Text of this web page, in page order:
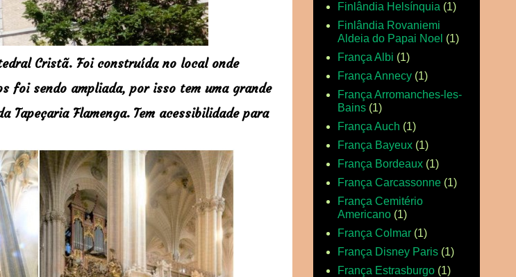
Cristã. Foi construída no local onde
foi sendo ampliada, por isso tem uma grande
Tapeçaria Flamenga. Tem acessibilidade para
Finlândia Helsínquia (1)
Finlândia Rovaniemi
Aldeia do Papai Noel (1)
França Albi (1)
França Annecy (1)
França Arromanches-les-
Bains (1)
França Auch (1)
França Bayeux (1)
França Bordeaux (1)
França Carcassonne (1)
França Cemitério
Americano (1)
França Colmar (1)
França Disney Paris (1)
França Estrasburgo (1)